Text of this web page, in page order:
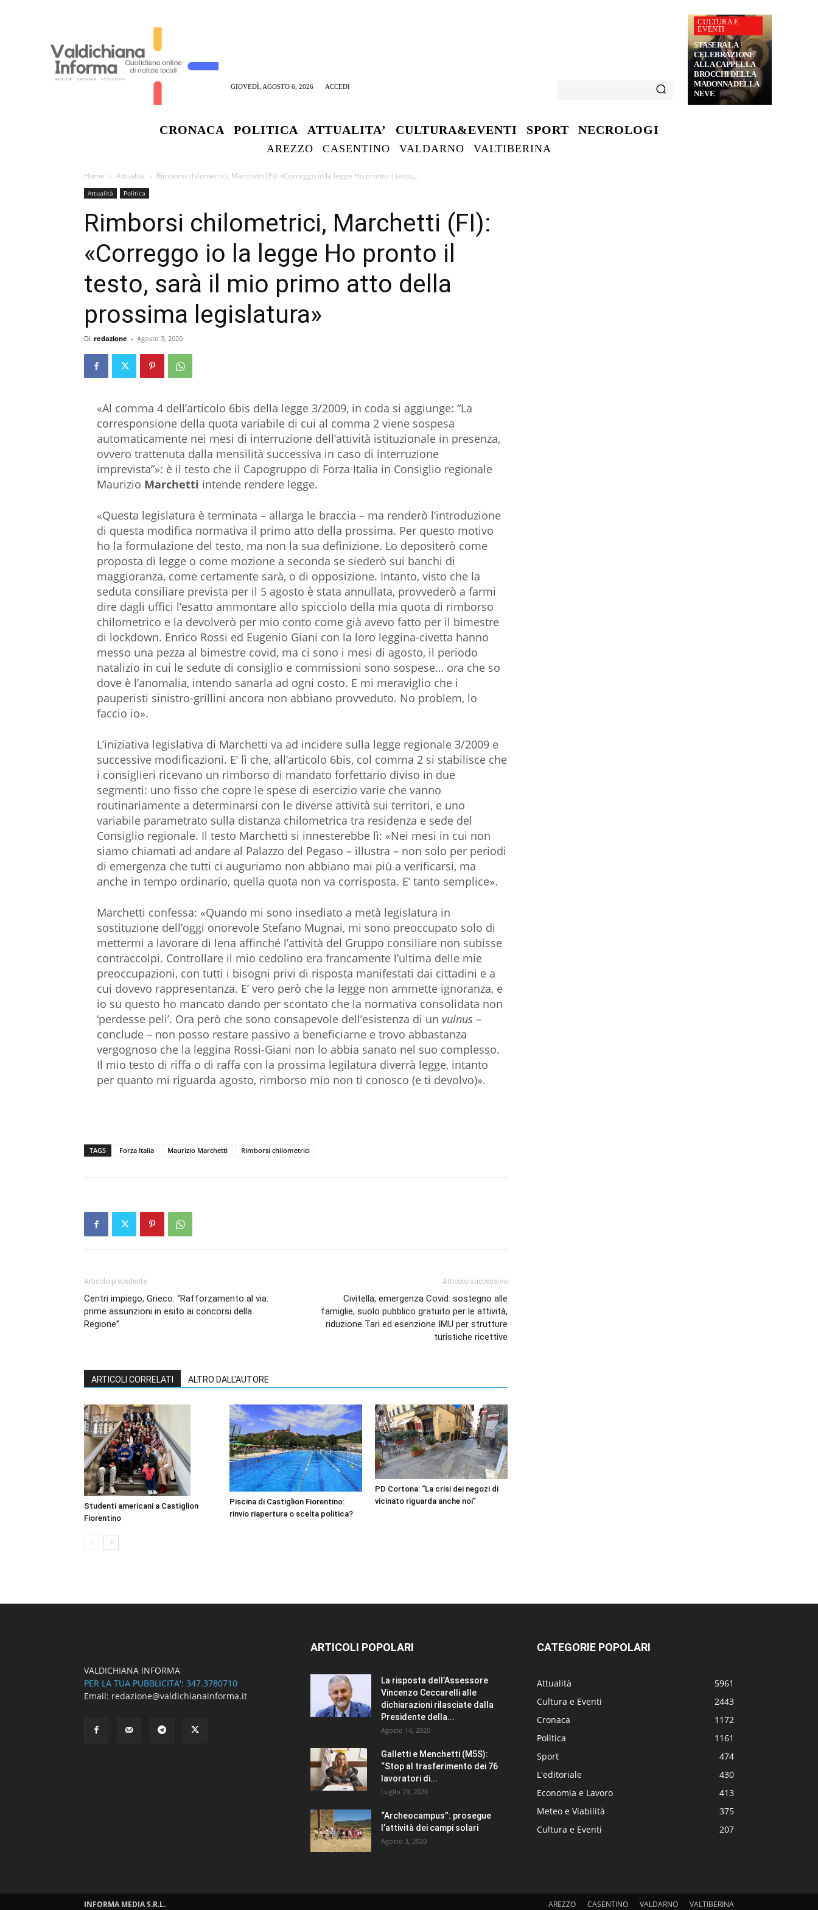
GIOVEDÌ, AGOSTO 6, 2026 ACCEDI
CULTURA E
EVENTI
STASERA LA
CELEBRAZIONE
ALLA CAPPELLA
BROCCHI DELLA
MADONNA DELLA
NEVE
CRONACA POLITICA ATTUALITA’ CULTURA&EVENTI SPORT NECROLOGI
AREZZO CASENTINO VALDARNO VALTIBERINA
Home Attualità Rimborsi chilometrici, Marchetti (FI): «Correggo io la legge Ho pronto il testo,...
Attualità Politica
Rimborsi chilometrici, Marchetti (FI):
«Correggo io la legge Ho pronto il
testo, sarà il mio primo atto della
prossima legislatura»
Di redazione - Agosto 3, 2020
«Al comma 4 dell’articolo 6bis della legge 3/2009, in coda si aggiunge: “La
corresponsione della quota variabile di cui al comma 2 viene sospesa
automaticamente nei mesi di interruzione dell’attività istituzionale in presenza,
ovvero trattenuta dalla mensilità successiva in caso di interruzione
imprevista”»: è il testo che il Capogruppo di Forza Italia in Consiglio regionale
Maurizio Marchetti intende rendere legge.
«Questa legislatura è terminata – allarga le braccia – ma renderò l’introduzione
di questa modifica normativa il primo atto della prossima. Per questo motivo
ho la formulazione del testo, ma non la sua definizione. Lo depositerò come
proposta di legge o come mozione a seconda se siederò sui banchi di
maggioranza, come certamente sarà, o di opposizione. Intanto, visto che la
seduta consiliare prevista per il 5 agosto è stata annullata, provvederò a farmi
dire dagli uffici l’esatto ammontare allo spicciolo della mia quota di rimborso
chilometrico e la devolverò per mio conto come già avevo fatto per il bimestre
di lockdown. Enrico Rossi ed Eugenio Giani con la loro leggina-civetta hanno
messo una pezza al bimestre covid, ma ci sono i mesi di agosto, il periodo
natalizio in cui le sedute di consiglio e commissioni sono sospese… ora che so
dove è l’anomalia, intendo sanarla ad ogni costo. E mi meraviglio che i
pauperisti sinistro-grillini ancora non abbiano provveduto. No problem, lo
faccio io».
L’iniziativa legislativa di Marchetti va ad incidere sulla legge regionale 3/2009 e
successive modificazioni. E’ lì che, all’articolo 6bis, col comma 2 si stabilisce che
i consiglieri ricevano un rimborso di mandato forfettario diviso in due
segmenti: uno fisso che copre le spese di esercizio varie che vanno
routinariamente a determinarsi con le diverse attività sui territori, e uno
variabile parametrato sulla distanza chilometrica tra residenza e sede del
Consiglio regionale. Il testo Marchetti si innesterebbe lì: «Nei mesi in cui non
siamo chiamati ad andare al Palazzo del Pegaso – illustra – non solo per periodi
di emergenza che tutti ci auguriamo non abbiano mai più a verificarsi, ma
anche in tempo ordinario, quella quota non va corrisposta. E’ tanto semplice».
Marchetti confessa: «Quando mi sono insediato a metà legislatura in
sostituzione dell’oggi onorevole Stefano Mugnai, mi sono preoccupato solo di
mettermi a lavorare di lena affinché l’attività del Gruppo consiliare non subisse
contraccolpi. Controllare il mio cedolino era francamente l’ultima delle mie
preoccupazioni, con tutti i bisogni privi di risposta manifestati dai cittadini e a
cui dovevo rappresentanza. E’ vero però che la legge non ammette ignoranza, e
io su questo ho mancato dando per scontato che la normativa consolidata non
‘perdesse peli’. Ora però che sono consapevole dell’esistenza di un vulnus –
conclude – non posso restare passivo a beneficiarne e trovo abbastanza
vergognoso che la leggina Rossi-Giani non lo abbia sanato nel suo complesso.
Il mio testo di riffa o di raffa con la prossima legilatura diverrà legge, intanto
per quanto mi riguarda agosto, rimborso mio non ti conosco (e ti devolvo)».
TAGS Forza Italia Maurizio Marchetti Rimborsi chilometrici
Articolo precedente
Centri impiego, Grieco: “Rafforzamento al via:
prime assunzioni in esito ai concorsi della
Regione”
Articolo successivo
Civitella, emergenza Covid: sostegno alle
famiglie, suolo pubblico gratuito per le attività,
riduzione Tari ed esenzione IMU per strutture
turistiche ricettive
ARTICOLI CORRELATI ALTRO DALL'AUTORE
Studenti americani a Castiglion
Fiorentino
Piscina di Castiglion Fiorentino:
rinvio riapertura o scelta politica?
PD Cortona: “La crisi dei negozi di
vicinato riguarda anche noi”
VALDICHIANA INFORMA
PER LA TUA PUBBLICITA': 347.3780710
Email: redazione@valdichianainforma.it
ARTICOLI POPOLARI
La risposta dell’Assessore
Vincenzo Ceccarelli alle
dichiarazioni rilasciate dalla
Presidente della...
Agosto 14, 2020
Galletti e Menchetti (M5S):
“Stop al trasferimento dei 76
lavoratori di...
Luglio 29, 2020
“Archeocampus”: prosegue
l’attività dei campi solari
Agosto 3, 2020
CATEGORIE POPOLARI
Attualità
5961
Cultura e Eventi
2443
Cronaca
1172
Politica
1161
Sport
474
L'editoriale
430
Economia e Lavoro
413
Meteo e Viabilità
375
Cultura e Eventi
207
AREZZO CASENTINO VALDARNO VALTIBERINA
INFORMA MEDIA S.R.L.